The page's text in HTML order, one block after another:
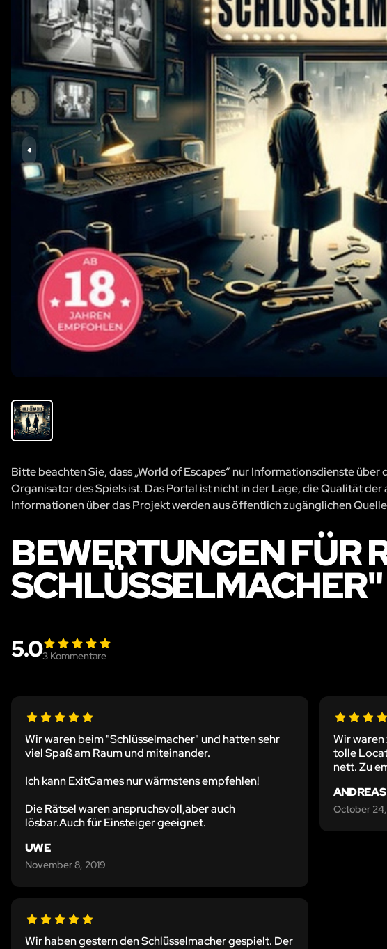
Bitte beachten Sie, dass „World of Escapes“ nur Informationsdienste
Organisator des Spiels ist. Das Portal ist nicht in der Lage, die Qualität
Informationen über das Projekt werden aus öffentlich zugänglichen
BEWERTUNGEN FÜR
SCHLÜSSELMACHER"
5.03 Kommentare
Wir waren beim "Schlüsselmacher" und hatten sehr
viel Spaß am Raum und miteinander.
Ich kann ExitGames nur wärmstens empfehlen!
Die Rätsel waren anspruchsvoll,aber auch
lösbar.Auch für Einsteiger geeignet.
UWE
November 8, 2019
Wir haben gestern den Schlüsselmacher gespielt. Der
Wir waren
tolle
nett. Zu
ANDREAS
October